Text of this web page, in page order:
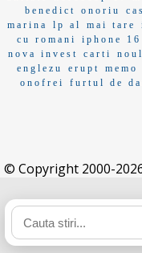
benedict
onoriu
marina
lp al mai tare
cu romani
iphone 16
nova invest
carti noul
englezu
erupt memo
onofrei
furtul de
© Copyright 2000-